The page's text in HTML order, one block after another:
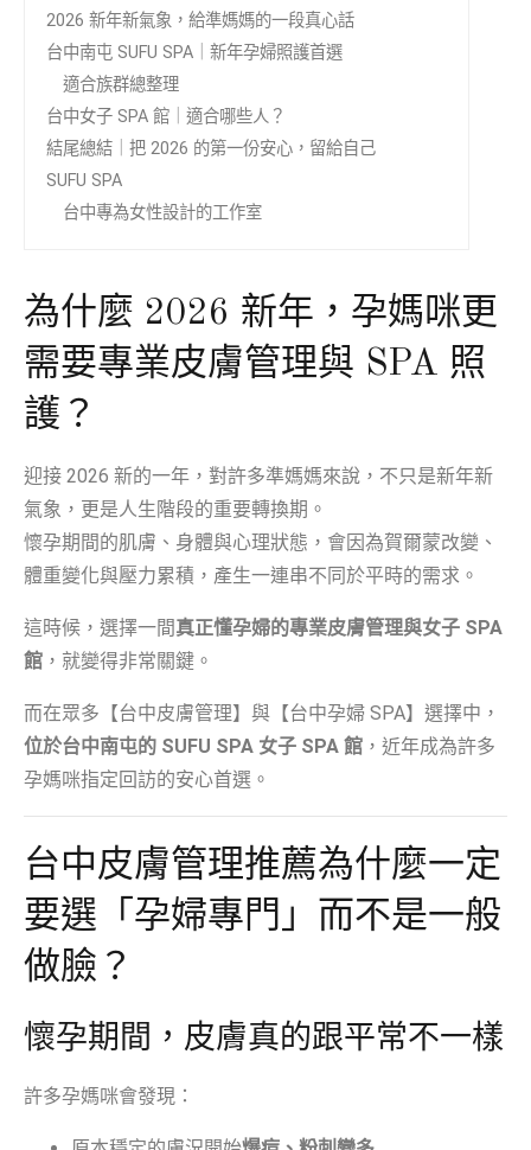
2026 新年新氣象，給準媽媽的一段真心話
台中南屯 SUFU SPA｜新年孕婦照護首選
適合族群總整理
台中女子 SPA 館｜適合哪些人？
結尾總結｜把 2026 的第一份安心，留給自己
SUFU SPA
台中專為女性設計的工作室
為什麼 2026 新年，孕媽咪更
需要專業皮膚管理與 SPA 照
護？
迎接 2026 新的一年，對許多準媽媽來說，不只是新年新
氣象，更是人生階段的重要轉換期。
懷孕期間的肌膚、身體與心理狀態，會因為賀爾蒙改變、
體重變化與壓力累積，產生一連串不同於平時的需求。
這時候，選擇一間真正懂孕婦的專業皮膚管理與女子 SPA
館 ，就變得非常關鍵。
而在眾多【台中皮膚管理】與【台中孕婦 SPA】選擇中，
位於台中南屯的 SUFU SPA 女子 SPA 館 ，近年成為許多
孕媽咪指定回訪的安心首選。
台中皮膚管理推薦為什麼一定
要選「孕婦專門」而不是一般
做臉？
懷孕期間，皮膚真的跟平常不一樣
許多孕媽咪會發現：